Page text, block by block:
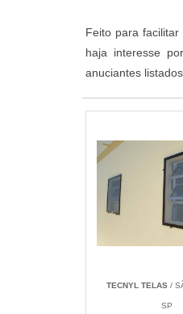
Feito para
haja interesse
anuciantes
TECNYL TELAS /
SP